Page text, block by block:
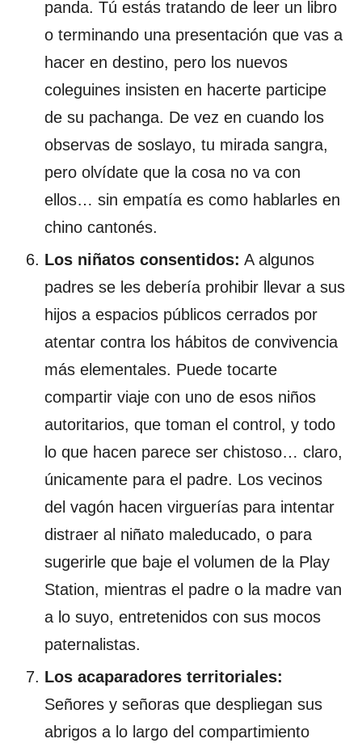
panda. Tú estás tratando de leer un libro
o terminando una presentación que vas a
hacer en destino, pero los nuevos
coleguines insisten en hacerte participe
de su pachanga. De vez en cuando los
observas de soslayo, tu mirada sangra,
pero olvídate que la cosa no va con
ellos… sin empatía es como hablarles en
chino cantonés.
Los niñatos consentidos: A algunos
padres se les debería prohibir llevar a sus
hijos a espacios públicos cerrados por
atentar contra los hábitos de convivencia
más elementales. Puede tocarte
compartir viaje con uno de esos niños
autoritarios, que toman el control, y todo
lo que hacen parece ser chistoso… claro,
únicamente para el padre. Los vecinos
del vagón hacen virguerías para intentar
distraer al niñato maleducado, o para
sugerirle que baje el volumen de la Play
Station, mientras el padre o la madre van
a lo suyo, entretenidos con sus mocos
paternalistas.
Los acaparadores territoriales:
Señores y señoras que despliegan sus
abrigos a lo largo del compartimiento